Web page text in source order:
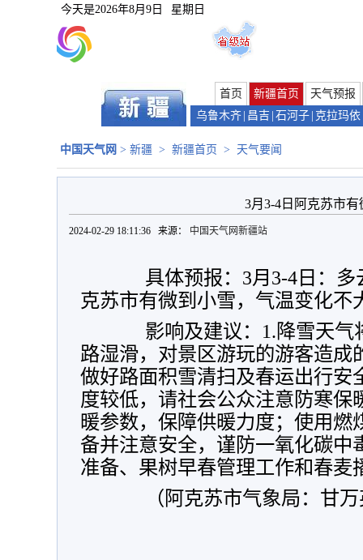
今天是2026年8月9日 星期日
首页 新疆首页
天气预报
乌鲁木齐 昌吉 石河子 克拉玛依
中国天气网 > 新疆 > 新疆首页 > 天气要闻
3月3-4日阿克苏市
2024-02-29 18:11:36 来源： 中国天气网新疆站
具体预报：3月3-4日：多
克苏市有微到小雪，气温变化不
影响及建议：1.降雪天
路湿滑，对景区游玩的游客造成
做好路面积雪清扫及春运出行安
度较低，请社会公众注意防寒保
暖参数，保障供暖力度；使用燃
备并注意安全，谨防一氧化碳中
准备、果树早春管理工作和春麦
（阿克苏市气象局：甘万